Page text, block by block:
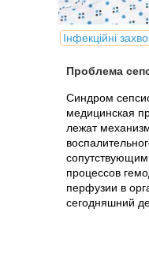
Інфекційні
Проблема
Синдром
медицинская
лежат
процессов
перфузии в
сегодняшний